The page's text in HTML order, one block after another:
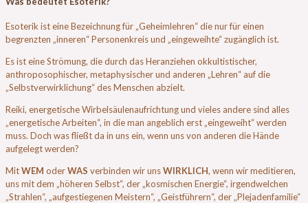
Esoterik ist eine Bezeichnung für „Geheimlehren“ die nur für einen
begrenzten „inneren“ Personenkreis und „eingeweihte“ zugänglich ist.
Es ist eine Strömung, die durch das Heranziehen okkultistischer,
anthroposophischer, metaphysischer und anderen „Lehren“ auf die
„Selbstverwirklichung“ des Menschen abzielt.
Reiki, energetische Wirbelsäulenaufrichtung und vieles andere sind alles
„energetische Arbeiten“, in die man angeblich erst „eingeweiht“ werden
muss. Doch was fließt da in uns ein, wenn uns von anderen die Hände
aufgelegt werden?
MitWEM oderWAS verbinden wir unsWIRKLICH, wenn wir meditieren,
uns mit dem „höheren Selbst“, der „kosmischen Energie“, irgendwelchen
„Strahlen“, „aufgestiegenen Meistern“, „Geistführern“, der „Plejadenfamilie“